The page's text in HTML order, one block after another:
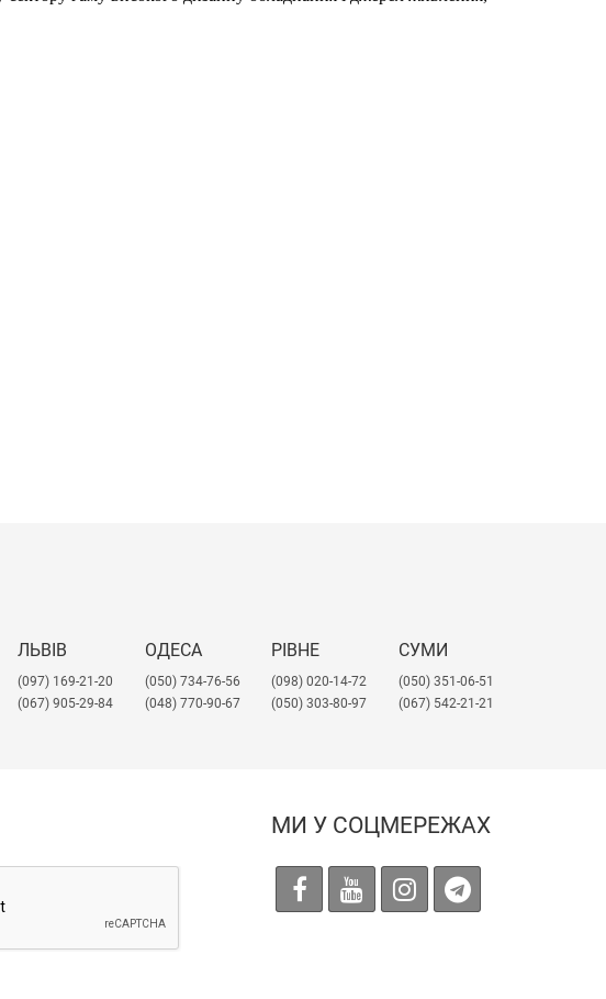
ЛЬВІВ
​(097) 169-21-20
(067) 905-29-84
ОДЕСА
(050) 734-76-56
(048) 770-90-67
РІВНЕ
(098) 020-14-72
(050) 303-80-97
СУМИ
(050) 351-06-51
(067) 542-21-21
МИ У СОЦМЕРЕЖАХ